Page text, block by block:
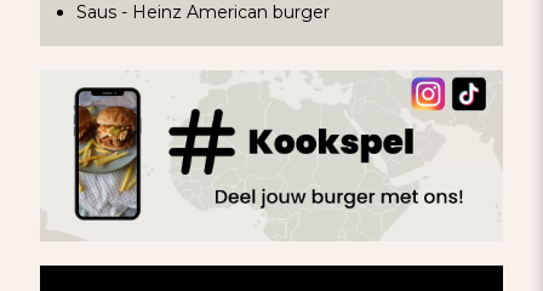
Saus - Heinz American burger